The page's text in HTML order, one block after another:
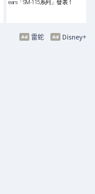
ears「SM-115系列」發表！
Disney+
雷蛇